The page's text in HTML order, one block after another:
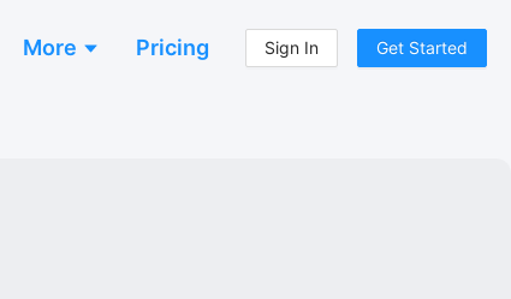
More Pricing Sign In Get Started